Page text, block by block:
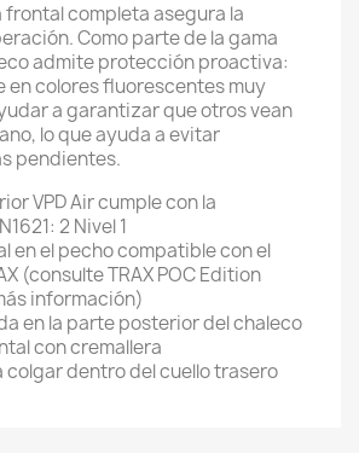
frontal completa asegura la
Como parte de la gama
admite protección proactiva:
en colores fluorescentes muy
a garantizar que otros vean
lo que ayuda a evitar
pendientes.
VPD Air cumple con la
2 Nivel 1
en el pecho compatible con el
(consulte TRAX POC Edition
información)
en la parte posterior del chaleco
con cremallera
colgar dentro del cuello trasero